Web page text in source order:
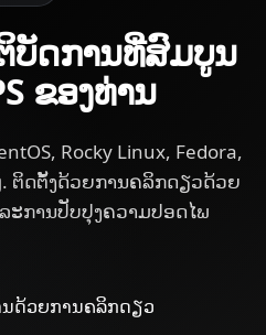
ບັດການທີ່ສົມບູນ
ຂອງທ່ານ
Rocky Linux, Fedora,
. ຕິດຕັ້ງດ້ວຍການຄລິກດຽວດ້ວຍ
ະການປັບປຸງຄວາມປອດໄພ
ດ້ວຍ​ການ​ຄລິກ​ດຽວ